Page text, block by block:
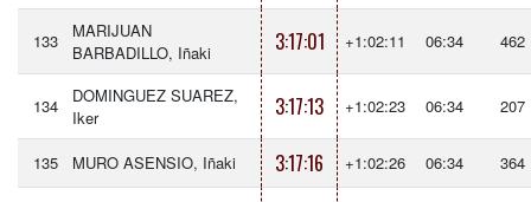
133
MARIJUAN
BARBADILLO, Iñaki
3:17:01 +1:02:11 06:34 462
134
DOMINGUEZ SUAREZ,
Iker
3:17:13 +1:02:23 06:34 207
135 MURO ASENSIO, Iñaki 3:17:16 +1:02:26 06:34 364